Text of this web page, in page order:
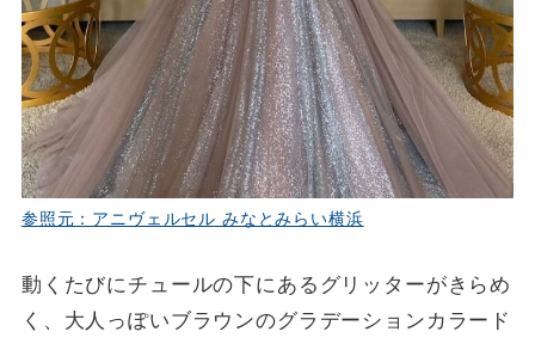
参照元：アニヴェルセル みなとみらい横浜
動くたびにチュールの下にあるグリッターがきらめ
く、大人っぽいブラウンのグラデーションカラード